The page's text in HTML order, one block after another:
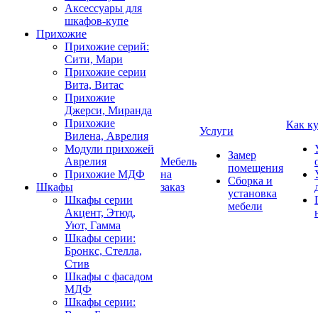
Аксессуары для
шкафов-купе
Прихожие
Прихожие серий:
Сити, Мари
Прихожие серии
Вита, Витас
Прихожие
Джерси, Миранда
Прихожие
Вилена, Аврелия
Модули прихожей
Аврелия
Прихожие МДФ
Шкафы
Шкафы серии
Акцент, Этюд,
Уют, Гамма
Шкафы серии:
Бронкс, Стелла,
Стив
Шкафы с фасадом
МДФ
Шкафы серии:
Мебель
на
заказ
Услуги
Замер
помещения
Сборка и
установка
мебели
Как